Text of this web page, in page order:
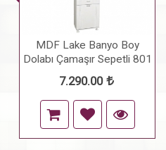
MDF Lake Banyo Boy
Dolabı Çamaşır Sepetli 801
7.290.00